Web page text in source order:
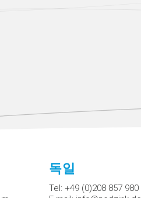
독일
Tel: +49 (0)208 857 980